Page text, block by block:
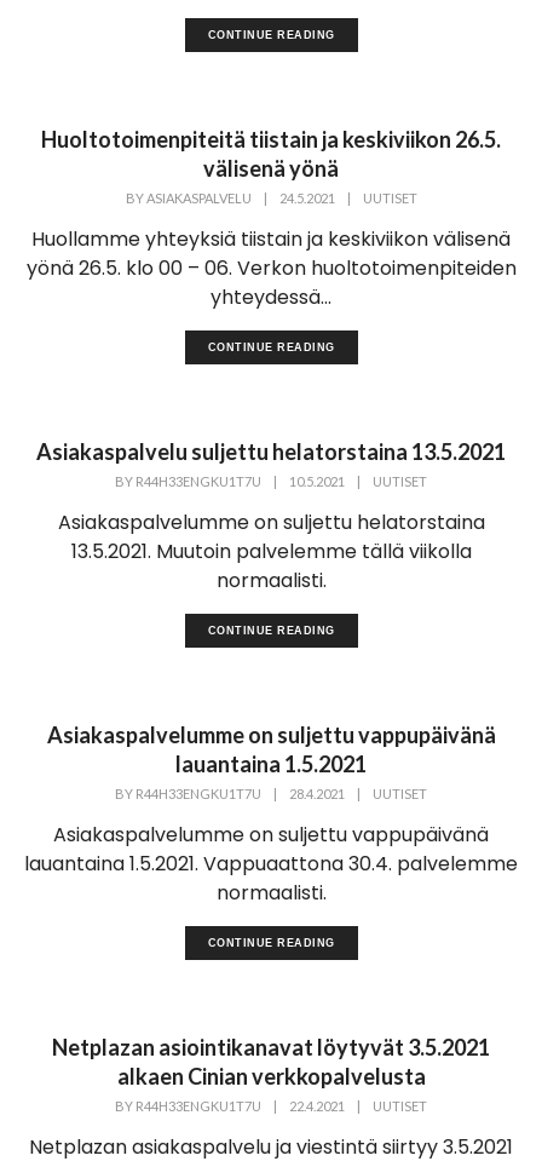
CONTINUE READING
Huoltotoimenpiteitä tiistain ja keskiviikon 26.5.
välisenä yönä
BYASIAKASPALVELU | 24.5.2021 | UUTISET
Huollamme yhteyksiä tiistain ja keskiviikon välisenä
yönä 26.5. klo 00 – 06. Verkon huoltotoimenpiteiden
yhteydessä...
CONTINUE READING
Asiakaspalvelu suljettu helatorstaina 13.5.2021
BY R44H33ENGKU1T7U | 10.5.2021 | UUTISET
Asiakaspalvelumme on suljettu helatorstaina
13.5.2021. Muutoin palvelemme tällä viikolla
normaalisti.
CONTINUE READING
Asiakaspalvelumme on suljettu vappupäivänä
lauantaina 1.5.2021
BY R44H33ENGKU1T7U | 28.4.2021 | UUTISET
Asiakaspalvelumme on suljettu vappupäivänä
lauantaina 1.5.2021. Vappuaattona 30.4. palvelemme
normaalisti.
CONTINUE READING
Netplazan asiointikanavat löytyvät 3.5.2021
alkaen Cinian verkkopalvelusta
BY R44H33ENGKU1T7U | 22.4.2021 | UUTISET
Netplazan asiakaspalvelu ja viestintä siirtyy 3.5.2021